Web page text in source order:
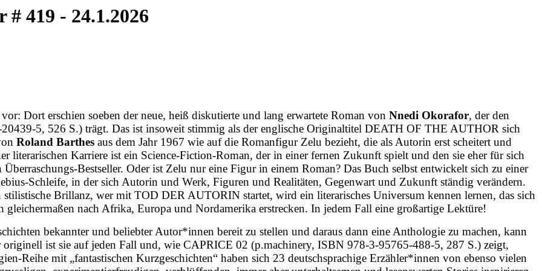
419 - 24.1.2026
Dort erschien soeben der neue, heiß diskutierte und lang erwartete Roman von Nnedi Okorafor, der den
5, 526 S.) trägt. Das ist insoweit stimmig als der englische Originaltitel DEATH OF THE AUTHOR sich
Roland Barthes aus dem Jahr 1967 wie auf die Romanfigur Zelu bezieht, die als Autorin erst scheitert und
literarischen Karriere ist ein Science-Fiction-Roman, der in einer fernen Zukunft spielt und den sie eher für sich
Bestseller. Oder ist Zelu nur eine Figur in einem Roman? Das Buch selbst entwickelt sich zu einer
Schleife, in der sich Autorin und Werk, Figuren und Realitäten, Gegenwart und Zukunft ständig verändern.
Brillanz, wer mit TOD DER AUTORIN startet, wird ein literarisches Universum kennen lernen, das sich
nach Afrika, Europa und Nordamerika erstrecken. In jedem Fall eine großartige Lektüre!
bekannter und beliebter Autor*innen bereit zu stellen und daraus dann eine Anthologie zu machen, kann
originell ist sie auf jeden Fall und, wie CAPRICE 02 (p.machinery, ISBN 978-3-95765-488-5, 287 S.) zeigt,
Reihe mit „fantastischen Kurzgeschichten“ haben sich 23 deutschsprachige Erzähler*innen von ebenso vielen